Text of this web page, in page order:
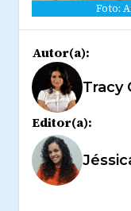
Foto:
Autor(a):
Tracy
Editor(a):